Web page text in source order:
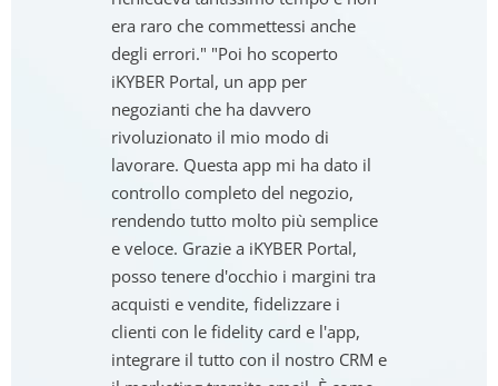
era raro che commettessi anche
degli errori." "Poi ho scoperto
iKYBER Portal, un app per
negozianti che ha davvero
rivoluzionato il mio modo di
lavorare. Questa app mi ha dato il
controllo completo del negozio,
rendendo tutto molto più semplice
e veloce. Grazie a iKYBER Portal,
posso tenere d'occhio i margini tra
acquisti e vendite, fidelizzare i
clienti con le fidelity card e l'app,
integrare il tutto con il nostro CRM e